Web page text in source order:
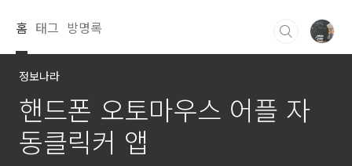
홈 태그 방명록
정보나라
핸드폰 오토마우스 어플 자
동클릭커 앱